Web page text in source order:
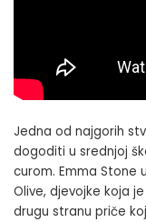
Jedna od najgorih
dogoditi u srednjoj
curom. Emma Stone
Olive, djevojke koja
drugu stranu priče